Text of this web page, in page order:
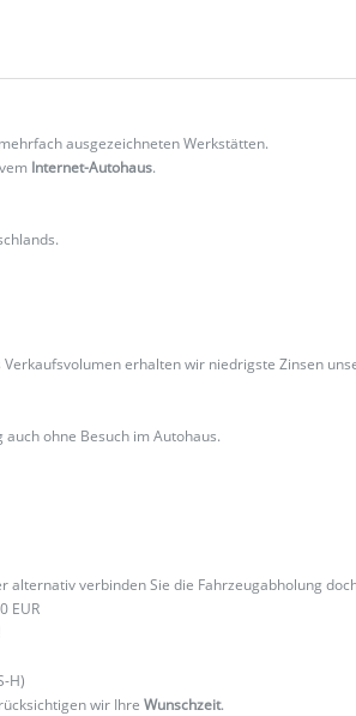
ausgezeichneten Werkstätten.
Internet-Autohaus.
erhalten wir niedrigste Zinsen
ohne Besuch im Autohaus.
alternativ verbinden Sie die Fahrzeugabholung
EUR
H)
wir IhreWunschzeit.